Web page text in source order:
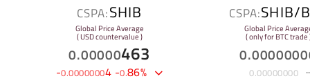
CSPA:SHIB
Global Price Average
( USD countervalue )
0.00000463
-0.00000004 -0.86%
CSPA:SHIB/
Global Price
( only for BTC trade
0.
0.00000000